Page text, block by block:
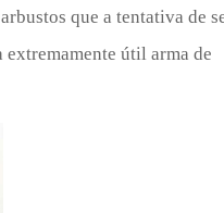
que a tentativa de
útil arma de